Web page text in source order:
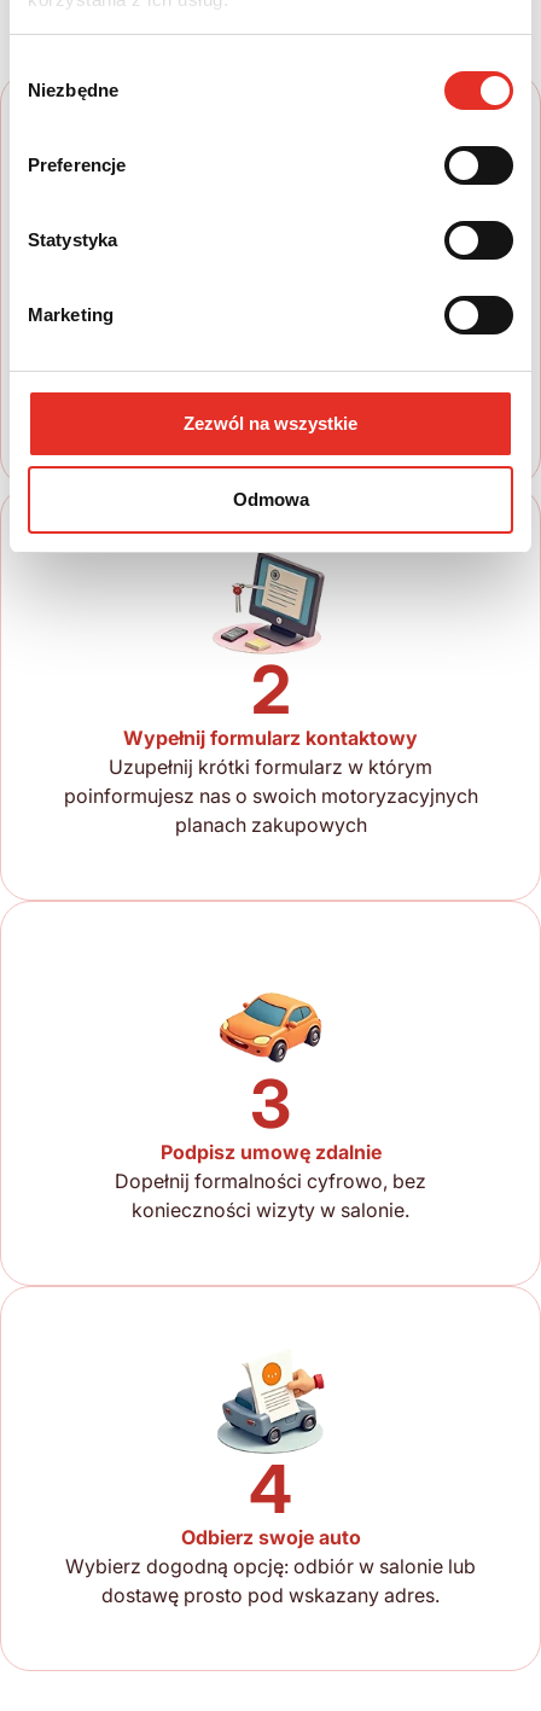
zgody
Niezbędne
Preferencje
Statystyka
Marketing
Zezwól na wszystkie
Odmowa
prostych krokach
oczekiwania
2
Wypełnij formularz kontaktowy
Uzupełnij krótki formularz w którym
poinformujesz nas o swoich motoryzacyjnych
planach zakupowych
3
Podpisz umowę zdalnie
Dopełnij formalności cyfrowo, bez
konieczności wizyty w salonie.
4
Odbierz swoje auto
Wybierz dogodną opcję: odbiór w salonie lub
dostawę prosto pod wskazany adres.